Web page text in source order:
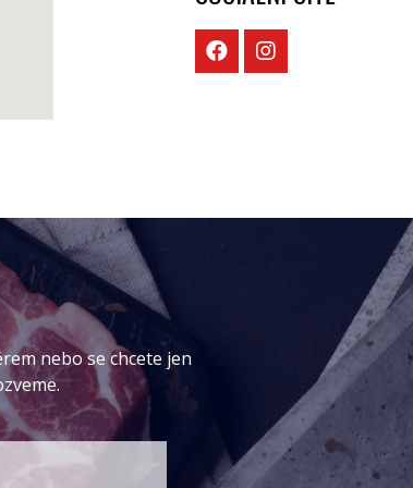
nebo se chcete jen